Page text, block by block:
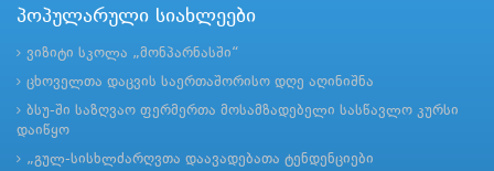
პოპულარული სიახლეები
ვიზიტი სკოლა „მონპარნასში“
ცხოველთა დაცვის საერთაშორისო დღე აღინიშნა
ბსუ-ში საზღვაო ფერმერთა მოსამზადებელი სასწავლო კურსი
დაიწყო
„გულ-სისხლძარღვთა დაავადებათა ტენდენციები